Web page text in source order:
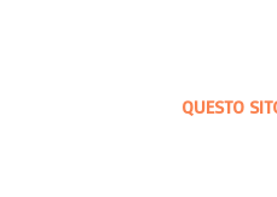
QUESTO